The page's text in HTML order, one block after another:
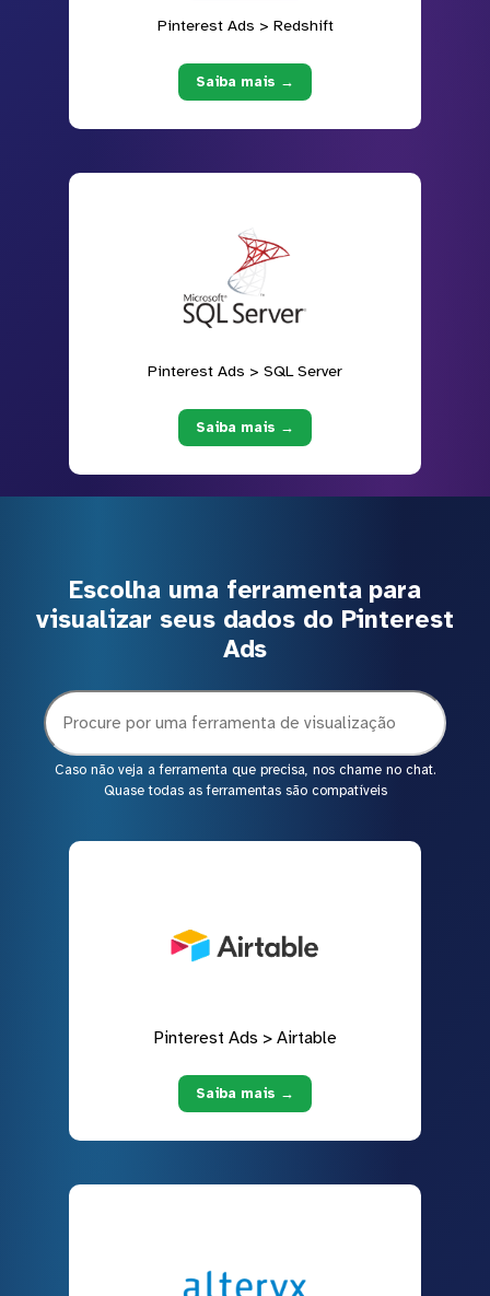
Pinterest Ads > Redshift
Saiba mais →
Pinterest Ads > SQL Server
Saiba mais →
Escolha uma ferramenta para
visualizar seus dados do Pinterest
Ads
Caso não veja a ferramenta que precisa, nos chame no chat.
Quase todas as ferramentas são compatíveis
Pinterest Ads > Airtable
Saiba mais →